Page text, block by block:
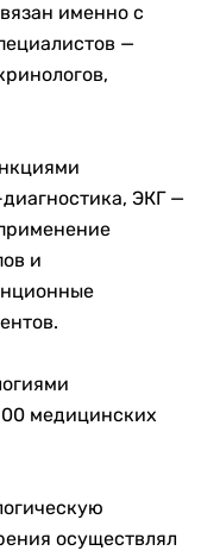
именно с
—
ЭКГ —
и
медицинских
осуществлял